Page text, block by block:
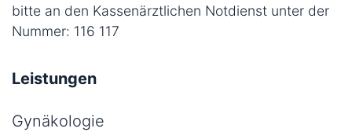
bitte an den Kassenärztlichen Notdienst unter der
Nummer: 116 117
Leistungen
Gynäkologie